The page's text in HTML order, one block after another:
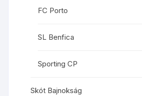
FC Porto
SL Benfica
Sporting CP
Skót Bajnokság